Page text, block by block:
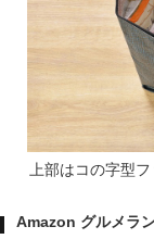
上部はコの字型
Amazon グルメラ